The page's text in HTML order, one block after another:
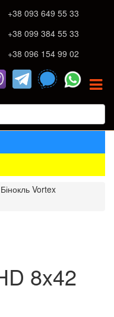
+38 093 649 55 33
+38 099 384 55 33
+38 096 154 99 02
Бінокль Vortex
8x42